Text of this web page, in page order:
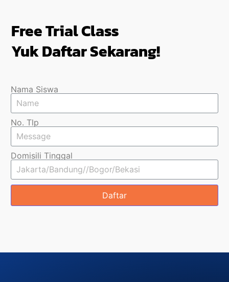
Free Trial Class
Yuk Daftar Sekarang!
Nama Siswa
No. Tlp
Domisili Tinggal
Daftar